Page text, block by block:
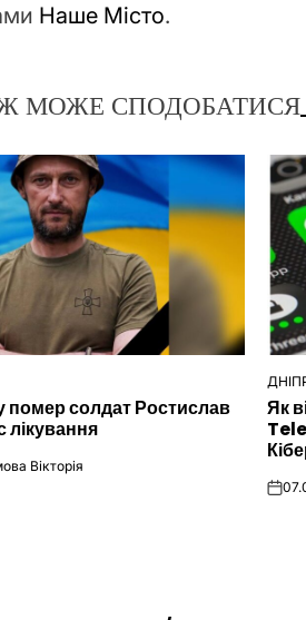
Наше Місто.
МОЖЕ СПОДОБАТИСЯ
помер солдат Ростислав
лікування
Вікторія
У
Як
on